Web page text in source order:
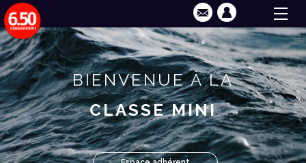
BIENVENUE À LA
CLASSE MINI